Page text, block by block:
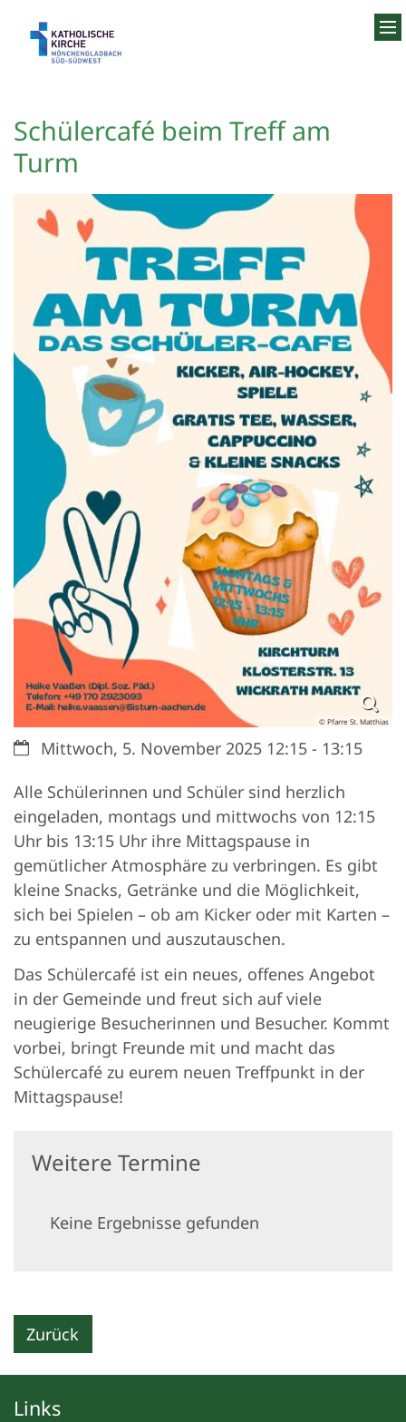
Schülercafé beim Treff am
Turm
© Pfarre St. Matthias
Datum:Mittwoch, 5. November 2025 12:15 - 13:15
Alle Schülerinnen und Schüler sind herzlich
eingeladen, montags und mittwochs von 12:15
Uhr bis 13:15 Uhr ihre Mittagspause in
gemütlicher Atmosphäre zu verbringen. Es gibt
kleine Snacks, Getränke und die Möglichkeit,
sich bei Spielen – ob am Kicker oder mit Karten –
zu entspannen und auszutauschen.
Das Schülercafé ist ein neues, offenes Angebot
in der Gemeinde und freut sich auf viele
neugierige Besucherinnen und Besucher. Kommt
vorbei, bringt Freunde mit und macht das
Schülercafé zu eurem neuen Treffpunkt in der
Mittagspause!
Weitere Termine
Keine Ergebnisse gefunden
Zurück
Links